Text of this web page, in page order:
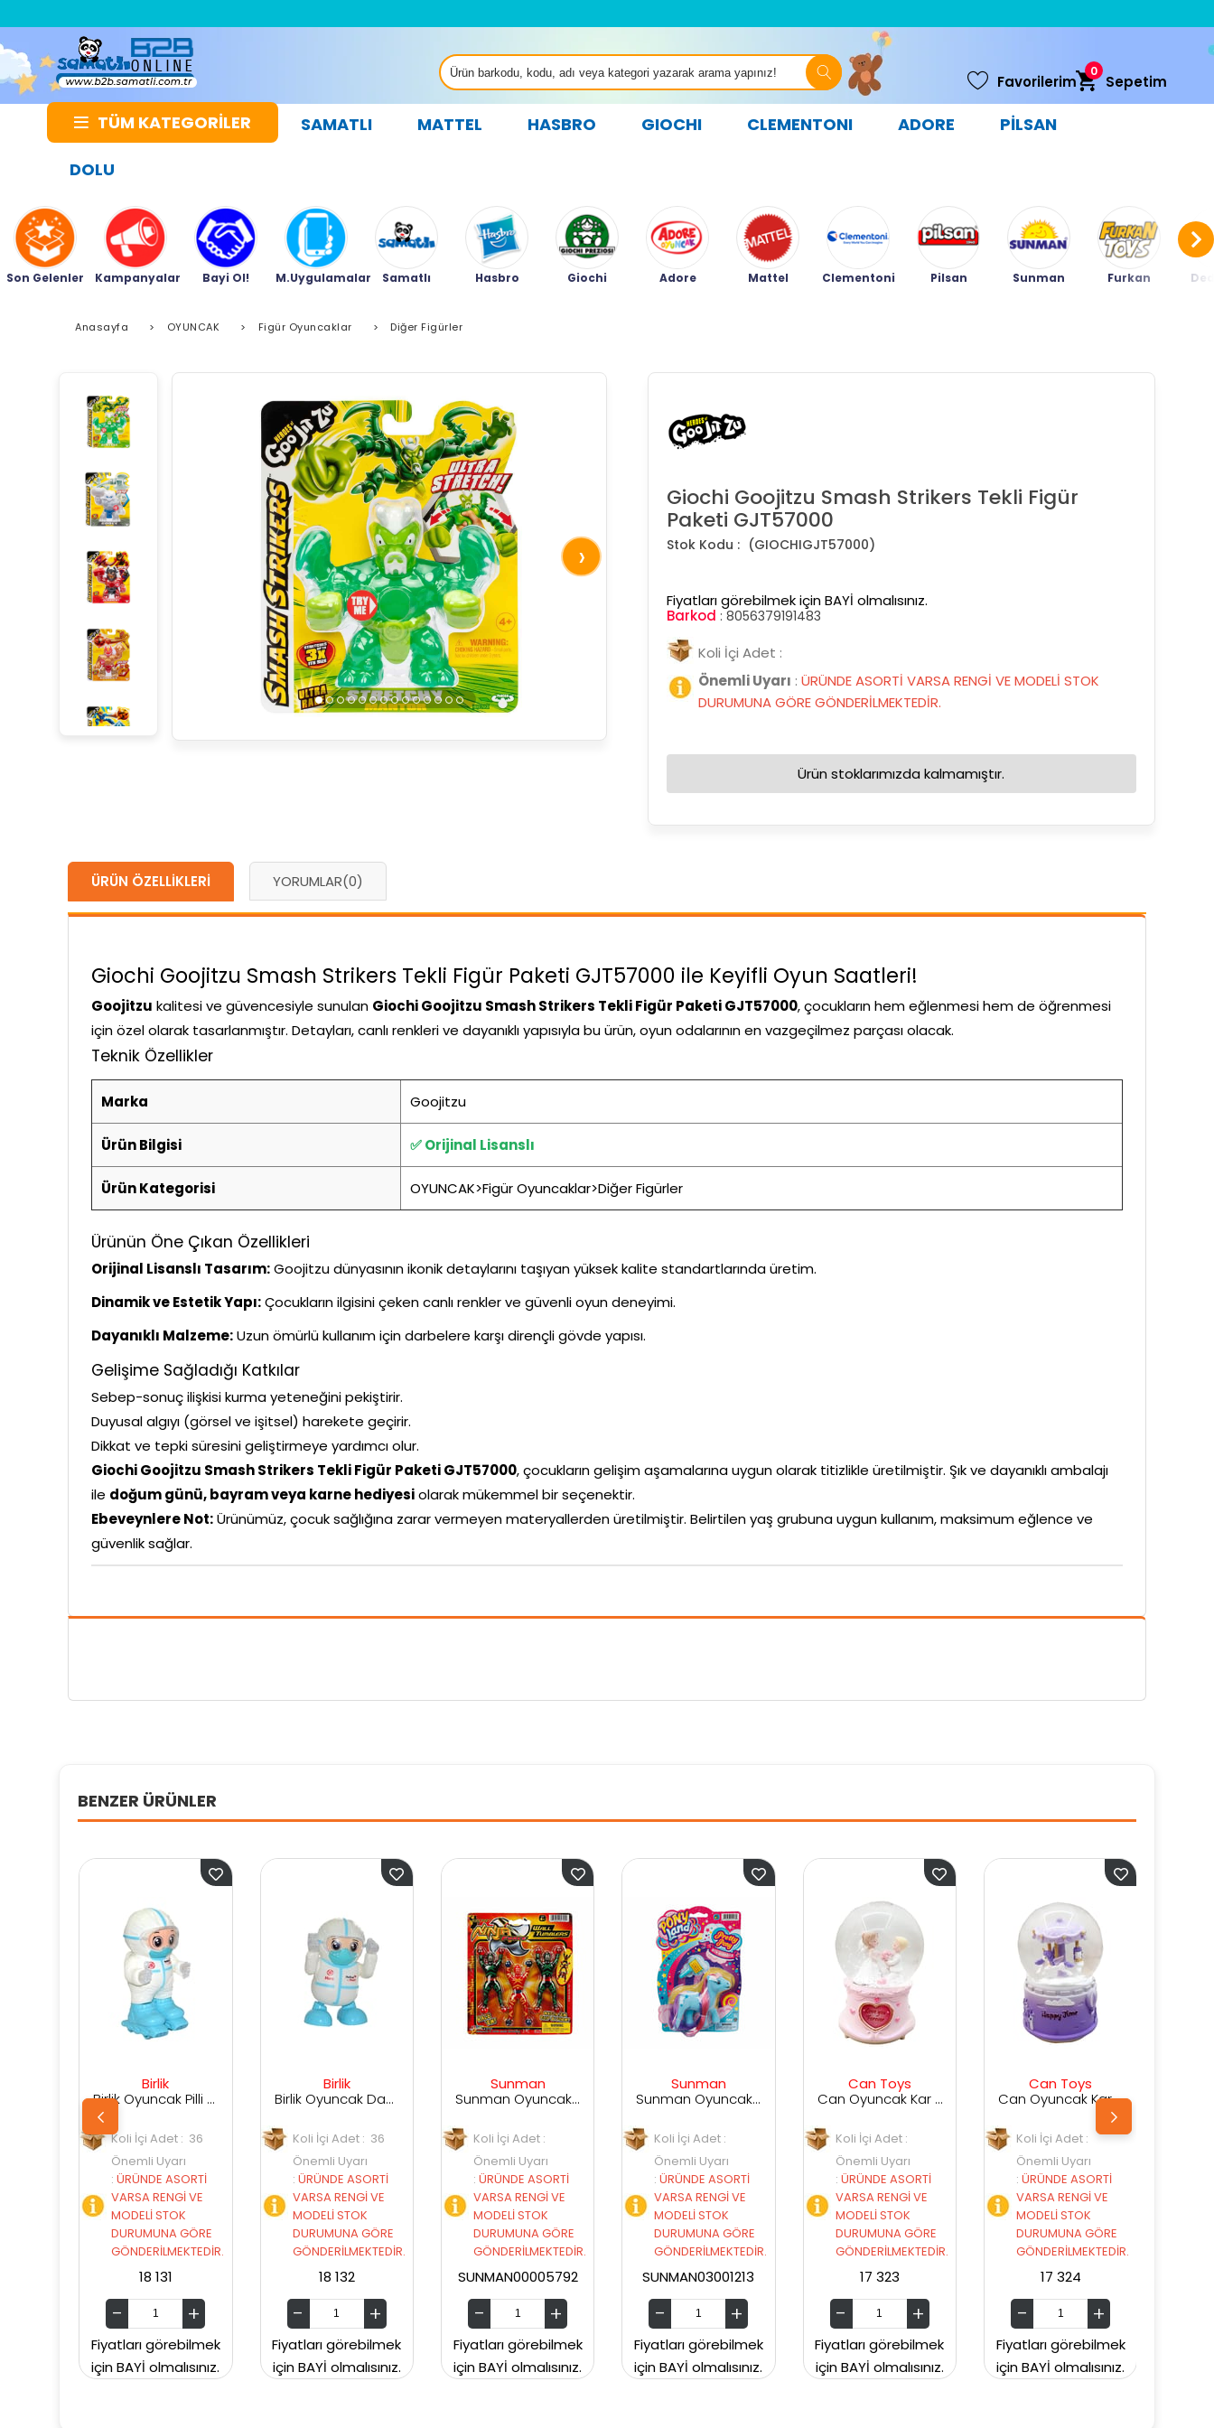
Sepetim
0
TÜM KATEGORİLER SAMATLI MATTEL HASBRO GIOCHI CLEMENTONI ADORE
PİLSAN
DOLU
Favorilerim
Son Gelenler Kampanyalar Bayi Ol! M.Uygulamalar Samatlı Hasbro Giochi Adore Mattel Clementoni Pilsan Sunman Furkan
Anasayfa > OYUNCAK > Figür Oyuncaklar > Diğer Figürler
›
Giochi Goojitzu Smash Strikers Tekli Figür
Paketi GJT57000
(GIOCHIGJT57000)
Fiyatları görebilmek için BAYİ olmalısınız.
Barkod : 8056379191483
Koli İçi Adet :
Önemli Uyarı : ÜRÜNDE ASORTİ VARSA RENGİ VE MODELİ STOK
DURUMUNA GÖRE GÖNDERİLMEKTEDİR.
Ürün stoklarımızda kalmamıştır.
ÜRÜN ÖZELLIKLERI YORUMLAR(0)
Giochi Goojitzu Smash Strikers Tekli Figür Paketi GJT57000 ile Keyifli Oyun Saatleri!
Goojitzu kalitesi ve güvencesiyle sunulan Giochi Goojitzu Smash Strikers Tekli Figür Paketi GJT57000, çocukların hem eğlenmesi hem de öğrenmesi
için özel olarak tasarlanmıştır. Detayları, canlı renkleri ve dayanıklı yapısıyla bu ürün, oyun odalarının en vazgeçilmez parçası olacak.
Teknik Özellikler
Marka Goojitzu
Ürün Bilgisi ✅ Orijinal Lisanslı
Ürün Kategorisi OYUNCAK>Figür Oyuncaklar>Diğer Figürler
Ürünün Öne Çıkan Özellikleri
Orijinal Lisanslı Tasarım:Goojitzu dünyasının ikonik detaylarını taşıyan yüksek kalite standartlarında üretim.
Dinamik ve Estetik Yapı:Çocukların ilgisini çeken canlı renkler ve güvenli oyun deneyimi.
Dayanıklı Malzeme:Uzun ömürlü kullanım için darbelere karşı dirençli gövde yapısı.
Gelişime Sağladığı Katkılar
Sebep-sonuç ilişkisi kurma yeteneğini pekiştirir.
Duyusal algıyı (görsel ve işitsel) harekete geçirir.
Dikkat ve tepki süresini geliştirmeye yardımcı olur.
Giochi Goojitzu Smash Strikers Tekli Figür Paketi GJT57000, çocukların gelişim aşamalarına uygun olarak titizlikle üretilmiştir. Şık ve dayanıklı ambalajı
ile doğum günü, bayram veya karne hediyesiolarak mükemmel bir seçenektir.
Ebeveynlere Not:Ürünümüz, çocuk sağlığına zarar vermeyen materyallerden üretilmiştir. Belirtilen yaş grubuna uygun kullanım, maksimum eğlence ve
güvenlik sağlar.
BENZER ÜRÜNLER
Birlik Oyuncak Pilli Müzikli Kayan Adam 6678-19
İçi Adet : 36
görebilmek
olmalısınız.
Koli İçi Adet : 36
Önemli Uyarı
:ÜRÜNDE ASORTİ
VARSA RENGİ VE
MODELİ STOK
DURUMUNA GÖRE
GÖNDERİLMEKTEDİR.
Fiyatları görebilmek
için BAYİ olmalısınız.
Sunman Oyuncak Hacıyatmaz Ninja Duvar 3 Lü 00005792
Koli İçi Adet :
Önemli Uyarı
:ÜRÜNDE ASORTİ
VARSA RENGİ VE
MODELİ STOK
DURUMUNA GÖRE
GÖNDERİLMEKTEDİR.
SUNMAN00005792
Fiyatları görebilmek
için BAYİ olmalısınız.
Sunman Oyuncak Pony Land Sevimli Pony 03001213
Koli İçi Adet :
Önemli Uyarı
:ÜRÜNDE ASORTİ
VARSA RENGİ VE
MODELİ STOK
DURUMUNA GÖRE
GÖNDERİLMEKTEDİR.
SUNMAN03001213
Fiyatları görebilmek
için BAYİ olmalısınız.
Can Oyuncak Kar Küresi 4529G
Koli İçi Adet :
Önemli Uyarı
:ÜRÜNDE ASORTİ
VARSA RENGİ VE
MODELİ STOK
DURUMUNA GÖRE
GÖNDERİLMEKTEDİR.
17 323
Fiyatları görebilmek
için BAYİ olmalısınız.
Can Toys
Can Oyuncak Kar Küresi 4518G
Koli İçi Adet :
Önemli Uyarı
:ÜRÜNDE ASORTİ
VARSA RENGİ VE
MODELİ STOK
DURUMUNA GÖRE
GÖNDERİLMEKTEDİR.
Fiyatları görebilmek
için BAYİ olmalısınız.
Can Toys
Koli İçi Adet :
Önemli Uyarı
:ÜRÜNDE ASORTİ
VARSA RENGİ VE
MODELİ STOK
DURUMUNA GÖRE
GÖNDERİLMEKTEDİR.
Fiyatları görebilmek
için BAYİ olmalısınız.